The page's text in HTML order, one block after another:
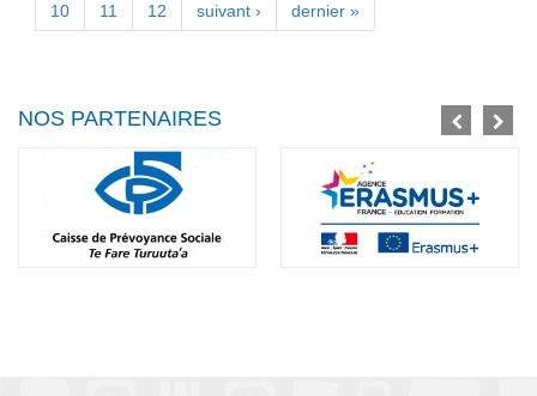
10 11 12 suivant › dernier »
NOS PARTENAIRES